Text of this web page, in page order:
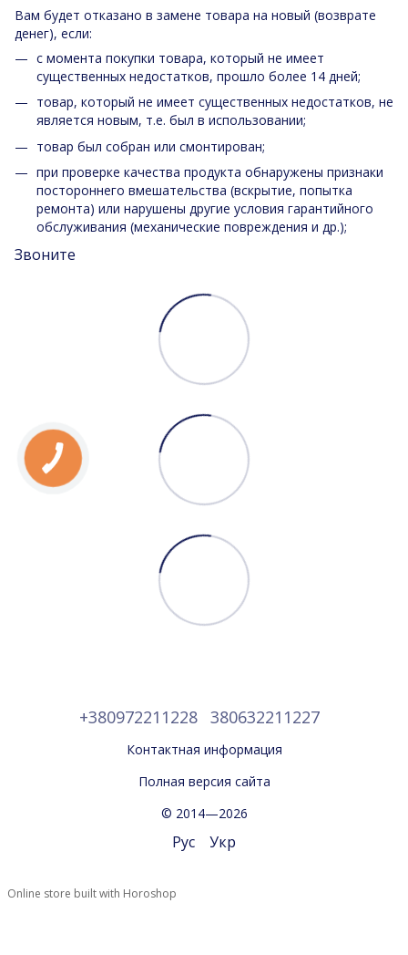
Вам будет отказано в замене товара на новый (возврате
денег), если:
с момента покупки товара, который не имеет
существенных недостатков, прошло более 14 дней;
товар, который не имеет существенных недостатков, не
является новым, т.е. был в использовании;
товар был собран или смонтирован;
при проверке качества продукта обнаружены признаки
постороннего вмешательства (вскрытие, попытка
ремонта) или нарушены другие условия гарантийного
обслуживания (механические повреждения и др.);
Звоните
+380972211228 380632211227
Контактная информация
Полная версия сайта
© 2014—2026
Рус Укр
Online store built with Horoshop